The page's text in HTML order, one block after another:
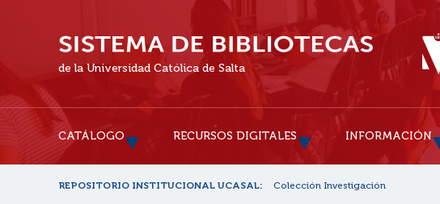
de la Universidad Católica de Salta
CATÁLOGO RECURSOS DIGITALES INFORMACIÓN
REPOSITORIO INSTITUCIONAL UCASAL: Colección Investigación